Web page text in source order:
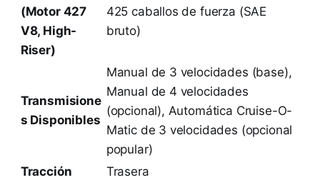
(Motor 427
V8, High-
Riser)
425 caballos de fuerza (SAE
bruto)
Transmisione
s Disponibles
Manual de 3 velocidades (base),
Manual de 4 velocidades
(opcional), Automática Cruise-O-
Matic de 3 velocidades (opcional
popular)
Tracción
Trasera